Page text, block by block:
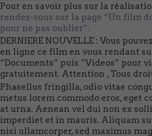
Pour en savoir plus sur la
rendez-vous sur la page “Un film
pour ne pas oublier”.
DERNIERE NOUVELLE : Vous
en ligne ce film en vous rendant
“Documents” puis “Videos” pour
gratuitement. Attention , Tous
Phasellus fringilla, odio vitae
metus lorem commodo eros, eget
at urna. Aenean vel dui non ex
imperdiet et in mauris. Aliquam
nisi ullamcorper, sed maximus